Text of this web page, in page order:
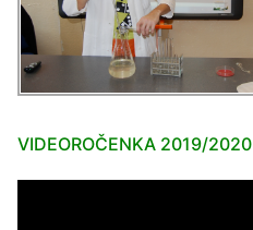
VIDEOROČENKA 2019/2020